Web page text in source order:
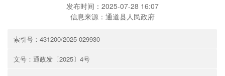
发布时间：2025-07-28 16:07
信息来源：通道县人民政府
索引号：431200/2025-029930
文号：通政发〔2025〕4号